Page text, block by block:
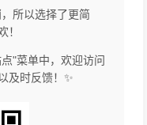
所以选择了更简
！
"菜单中，欢迎访问
及时反馈！✨